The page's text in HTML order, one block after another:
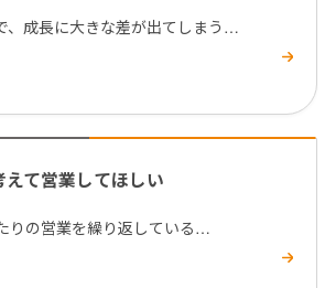
、成長に大きな差が出てしまう…
えて営業してほしい
りの営業を繰り返している…